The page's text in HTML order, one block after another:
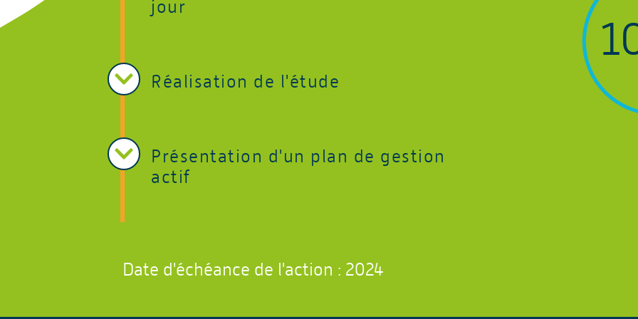
jour
Réalisation de l'étude
Présentation d'un plan de gestion
actif
Date d'échéance de l'action : 2024